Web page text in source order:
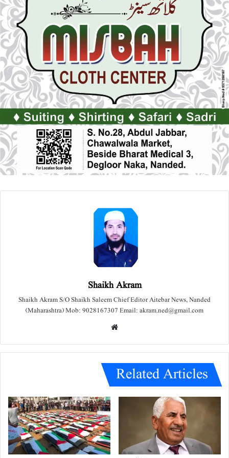
Shaikh Akram
Shaikh Akram S/O Shaikh Saleem Chief Editor Aitebar News, Nanded
(Maharashtra) Mob: 9028167307 Email: akram.ned@gmail.com
e
Related Articles